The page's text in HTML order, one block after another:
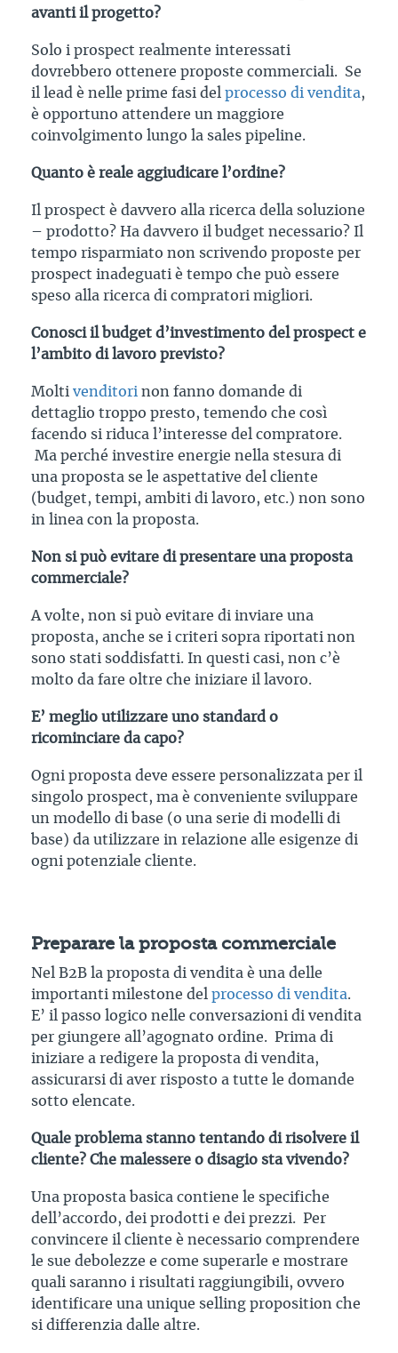
avanti il progetto?
Solo i prospect realmente interessati
dovrebbero ottenere proposte commerciali. Se
il lead è nelle prime fasi del processo di vendita,
è opportuno attendere un maggiore
coinvolgimento lungo la sales pipeline.
Quanto è reale aggiudicare l’ordine?
Il prospect è davvero alla ricerca della soluzione
– prodotto? Ha davvero il budget necessario? Il
tempo risparmiato non scrivendo proposte per
prospect inadeguati è tempo che può essere
speso alla ricerca di compratori migliori.
Conosci il budget d’investimento del prospect e
l’ambito di lavoro previsto?
Molti venditori non fanno domande di
dettaglio troppo presto, temendo che così
facendo si riduca l’interesse del compratore.
Ma perché investire energie nella stesura di
una proposta se le aspettative del cliente
(budget, tempi, ambiti di lavoro, etc.) non sono
in linea con la proposta.
Non si può evitare di presentare una proposta
commerciale?
A volte, non si può evitare di inviare una
proposta, anche se i criteri sopra riportati non
sono stati soddisfatti. In questi casi, non c’è
molto da fare oltre che iniziare il lavoro.
E’ meglio utilizzare uno standard o
ricominciare da capo?
Ogni proposta deve essere personalizzata per il
singolo prospect, ma è conveniente sviluppare
un modello di base (o una serie di modelli di
base) da utilizzare in relazione alle esigenze di
ogni potenziale cliente.
Preparare la proposta commerciale
Nel B2B la proposta di vendita è una delle
importanti milestone del processo di vendita.
E’ il passo logico nelle conversazioni di vendita
per giungere all’agognato ordine. Prima di
iniziare a redigere la proposta di vendita,
assicurarsi di aver risposto a tutte le domande
sotto elencate.
Quale problema stanno tentando di risolvere il
cliente? Che malessere o disagio sta vivendo?
Una proposta basica contiene le specifiche
dell’accordo, dei prodotti e dei prezzi. Per
convincere il cliente è necessario comprendere
le sue debolezze e come superarle e mostrare
quali saranno i risultati raggiungibili, ovvero
identificare una unique selling proposition che
si differenzia dalle altre.